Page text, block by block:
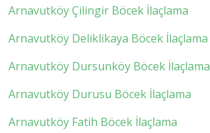
Arnavutköy Çilingir Böcek İlaçlama
Arnavutköy Deliklikaya Böcek İlaçlama
Arnavutköy Dursunköy Böcek İlaçlama
Arnavutköy Durusu Böcek İlaçlama
Arnavutköy Fatih Böcek İlaçlama